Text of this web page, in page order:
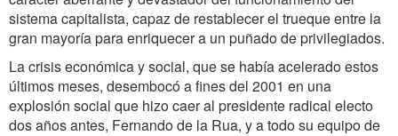
sistema capitalista, capaz de restablecer el trueque entre la
gran mayoría para enriquecer a un puñado de privilegiados.
La crisis económica y social, que se había acelerado estos
últimos meses, desembocó a fines del 2001 en una
explosión social que hizo caer al presidente radical electo
dos años antes, Fernando de la Rua, y a todo su equipo de